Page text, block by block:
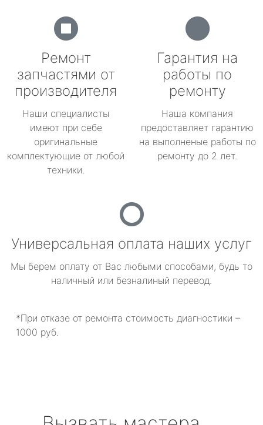
Ремонт
запчастями от
производителя
Наши специалисты
имеют при себе
оригинальные
комплектующие от любой
техники.
Гарантия на
работы по
ремонту
Наша компания
предоставляет гарантию
на выполненые работы по
ремонту до 2 лет.
Универсальная оплата наших услуг
Мы берем оплату от Вас любыми способами, будь то
наличный или безналиный перевод.
*При отказе от ремонта стоимость диагностики –
1000 руб.